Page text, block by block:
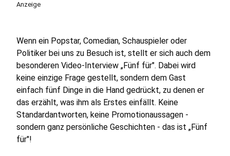
Anzeige
Wenn ein Popstar, Comedian, Schauspieler oder
Politiker bei uns zu Besuch ist, stellt er sich auch dem
besonderen Video-Interview „Fünf für". Dabei wird
keine einzige Frage gestellt, sondern dem Gast
einfach fünf Dinge in die Hand gedrückt, zu denen er
das erzählt, was ihm als Erstes einfällt. Keine
Standardantworten, keine Promotionaussagen -
sondern ganz persönliche Geschichten - das ist „Fünf
für"!